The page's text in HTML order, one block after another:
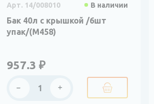
Арт. 14/008010 В наличии
Бак 40л с крышкой /6шт
упак/(М458)
957.3 ₽